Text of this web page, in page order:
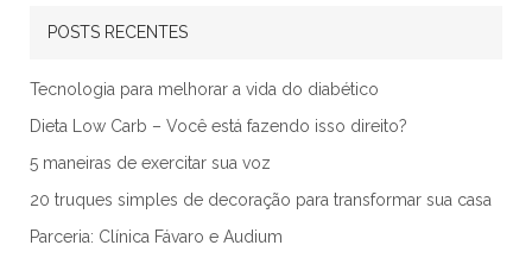
POSTS RECENTES
Tecnologia para melhorar a vida do diabético
Dieta Low Carb – Você está fazendo isso direito?
5 maneiras de exercitar sua voz
20 truques simples de decoração para transformar sua casa
Parceria: Clínica Fávaro e Audium